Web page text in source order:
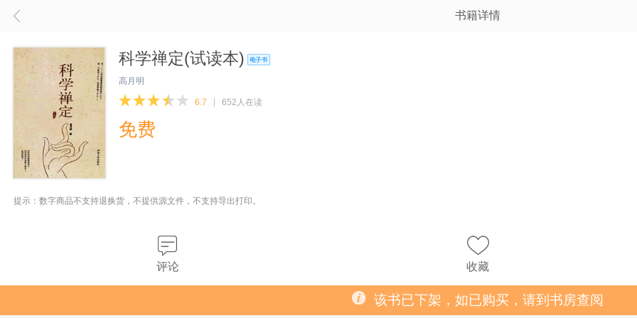
书籍详情
科学禅定(试读本)
高月明
6.7 652人在读
免费
提示：数字商品不支持退换货，不提供源文件，不支持导出打印。
评论 收藏
该书已下架，如已购买，请到书房查阅